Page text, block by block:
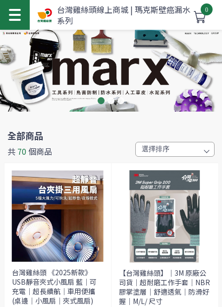
台灣雞絲頭線上商城 | 瑪克斯壁癌漏水
系列
0
全部商品
共 70個商品
台灣雞絲頭 《2025新款》
USB靜音夾式小風扇 藍｜可
充電｜超長續航｜車用便攜
(桌邊｜小風扇｜夾式風扇)
【台灣雞絲頭】｜3M 原廠公
司貨｜超耐磨工作手套｜NBR
膠掌塗層｜舒適透氣｜防滑好
握｜M/L/ 尺寸